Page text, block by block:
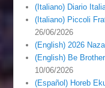
(Italiano) Diario
(Italiano) Piccoli
26/06/2026
(English) 2026
(English) Be
10/06/2026
(Español) Horeb